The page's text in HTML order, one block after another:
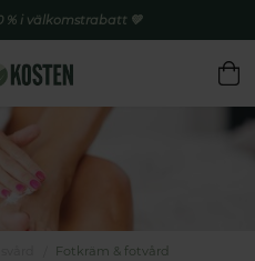
% i välkomstrabatt 💚
Fotkräm & fotvård